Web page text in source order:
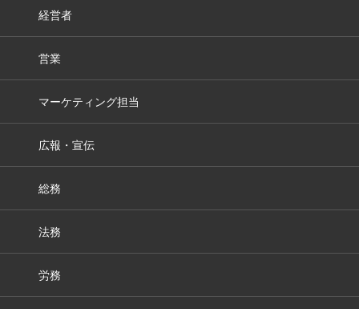
経営者
営業
マーケティング担当
広報・宣伝
総務
法務
労務